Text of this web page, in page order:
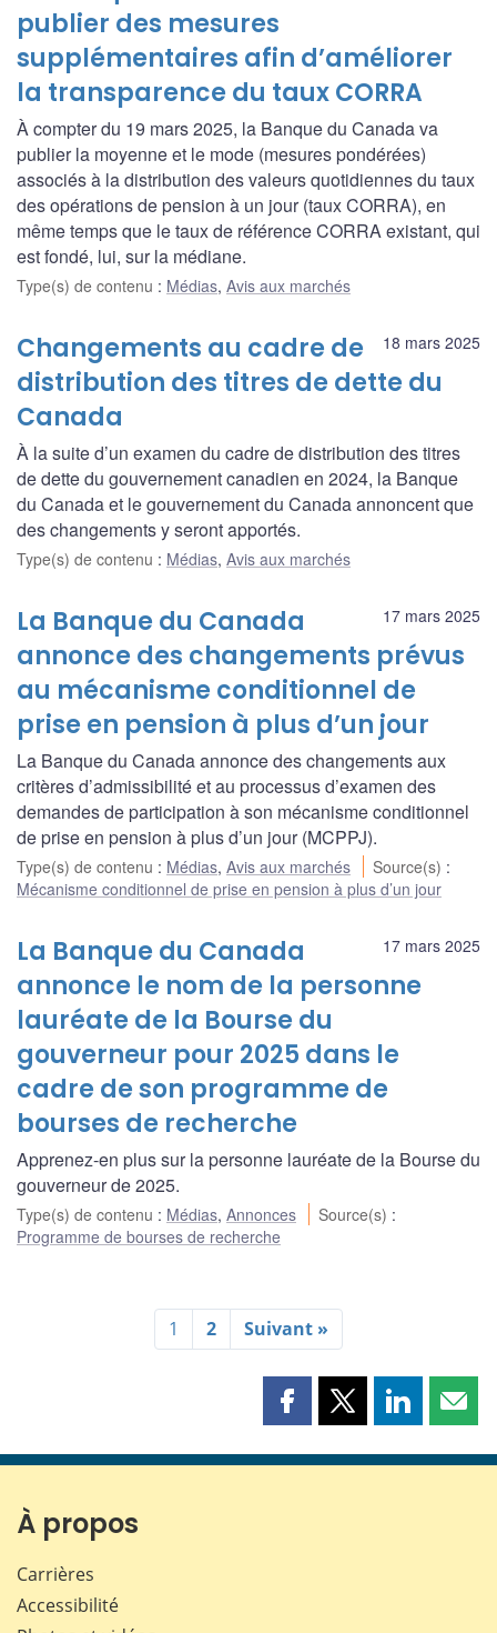
publier des mesures
supplémentaires afin d’améliorer
la transparence du taux CORRA
À compter du 19 mars 2025, la Banque du Canada va
publier la moyenne et le mode (mesures pondérées)
associés à la distribution des valeurs quotidiennes du taux
des opérations de pension à un jour (taux CORRA), en
même temps que le taux de référence CORRA existant, qui
est fondé, lui, sur la médiane.
Type(s) de contenu : Médias, Avis aux marchés
18 mars 2025
Changements au cadre de
distribution des titres de dette du
Canada
À la suite d’un examen du cadre de distribution des titres
de dette du gouvernement canadien en 2024, la Banque
du Canada et le gouvernement du Canada annoncent que
des changements y seront apportés.
Type(s) de contenu : Médias, Avis aux marchés
17 mars 2025
La Banque du Canada
annonce des changements prévus
au mécanisme conditionnel de
prise en pension à plus d’un jour
La Banque du Canada annonce des changements aux
critères d’admissibilité et au processus d’examen des
demandes de participation à son mécanisme conditionnel
de prise en pension à plus d’un jour (MCPPJ).
Type(s) de contenu : Médias, Avis aux marchés Source(s) :
Mécanisme conditionnel de prise en pension à plus d’un jour
17 mars 2025
La Banque du Canada
annonce le nom de la personne
lauréate de la Bourse du
gouverneur pour 2025 dans le
cadre de son programme de
bourses de recherche
Apprenez-en plus sur la personne lauréate de la Bourse du
gouverneur de 2025.
Type(s) de contenu : Médias, Annonces Source(s) :
Programme de bourses de recherche
1 2 Suivant »
Partager
page
Partager
page
Partager
page page
À propos
Carrières
Accessibilité